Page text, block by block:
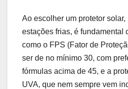
Ao escolher um protetor solar,
estações frias, é fundamental
como o FPS (Fator de
ser de no mínimo 30, com
fórmulas acima de 45, e a
UVA, que nem sempre vem